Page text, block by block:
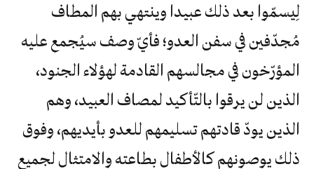
لِيسمّوا بعد ذلك عبيدا وينتهي بهم المطاف
مُجدّفين في سفن العدو؛ فأيّ وصف سيُجمع عليه
المؤرّخون في مجالسهم القادمة لهؤلاء الجنود،
الذين لن يرقوا بالتّأكيد لمصاف العبيد، وهم
الذين يودّ قادتهم تسليمهم للعدو بأيديهم، وفوق
ذلك يوصونهم كالأطفال بطاعته والامتثال لجميع